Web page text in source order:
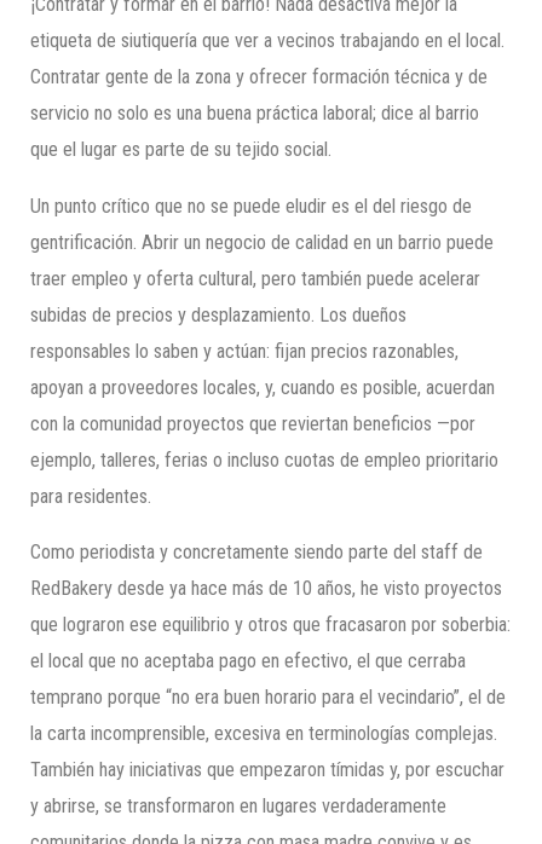
¡Contratar y formar en el barrio! Nada desactiva mejor la
etiqueta de siutiquería que ver a vecinos trabajando en el local.
Contratar gente de la zona y ofrecer formación técnica y de
servicio no solo es una buena práctica laboral; dice al barrio
que el lugar es parte de su tejido social.
Un punto crítico que no se puede eludir es el del riesgo de
gentrificación. Abrir un negocio de calidad en un barrio puede
traer empleo y oferta cultural, pero también puede acelerar
subidas de precios y desplazamiento. Los dueños
responsables lo saben y actúan: fijan precios razonables,
apoyan a proveedores locales, y, cuando es posible, acuerdan
con la comunidad proyectos que reviertan beneficios —por
ejemplo, talleres, ferias o incluso cuotas de empleo prioritario
para residentes.
Como periodista y concretamente siendo parte del staff de
RedBakery desde ya hace más de 10 años, he visto proyectos
que lograron ese equilibrio y otros que fracasaron por soberbia:
el local que no aceptaba pago en efectivo, el que cerraba
temprano porque “no era buen horario para el vecindario”, el de
la carta incomprensible, excesiva en terminologías complejas.
También hay iniciativas que empezaron tímidas y, por escuchar
y abrirse, se transformaron en lugares verdaderamente